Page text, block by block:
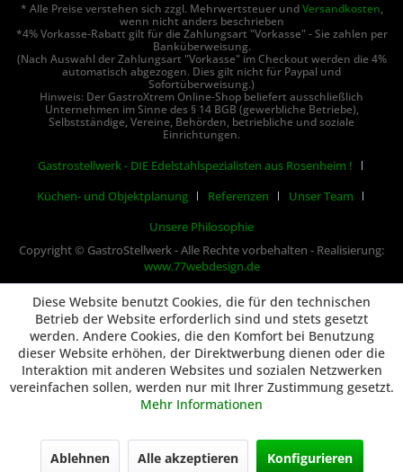
* Alle Preise verstehen sich zzgl. Mehrwertsteuer undVersandkosten,
wenn nicht anders beschrieben
*4% Vorkasse-Rabatt gilt für die Zahlungsart "Vorkasse" - Sie zahlen per
Banküberweisung.
(Nach Auswahl der Zahlungsart "Vorkasse" im Checkout werden die 4%
automatisch abgezogen. Dies gilt nicht für Paypal und
Sofortüberweisung.)
Hinweis: Der GastroXtrem Online-Shop beliefert ausschließlich
Unternehmen im Sinne des § 14 BGB (gewerbliche Betriebe),
Selbstständige, Vereine, Behörden, betriebliche und soziale
Einrichtungen.
Gastrostellwerk - DIE Edelstahlspezialisten aus Rosenheim !
Küchen- und Objektplanung
Referenzen
Unser Team
Unsere Philosophie
Copyright © GastroStellwerk - Alle Rechte vorbehalten - Realisierung:
www.77webdesign.de
Diese Website benutzt Cookies, die für den technischen
Betrieb der Website erforderlich sind und stets gesetzt
werden. Andere Cookies, die den Komfort bei Benutzung
dieser Website erhöhen, der Direktwerbung dienen oder die
Interaktion mit anderen Websites und sozialen Netzwerken
vereinfachen sollen, werden nur mit Ihrer Zustimmung gesetzt.
Mehr Informationen
Ablehnen Alle akzeptieren Konfigurieren